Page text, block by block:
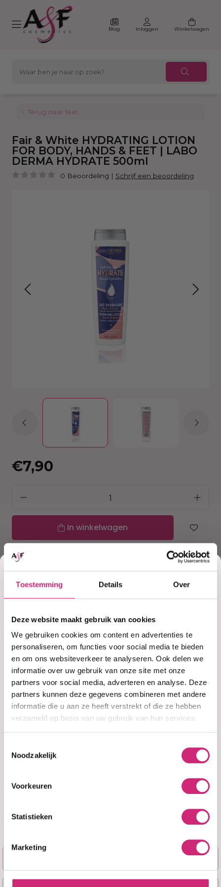
Toestemming Details Over
Deze website maakt gebruik van cookies
We gebruiken cookies om content en advertenties te
personaliseren, om functies voor social media te bieden
en om ons websiteverkeer te analyseren. Ook delen we
informatie over uw gebruik van onze site met onze
partners voor social media, adverteren en analyse. Deze
partners kunnen deze gegevens combineren met andere
informatie die u aan ze heeft verstrekt of die ze hebben
verzameld op basis van uw gebruik van hun services.
Noodzakelijk
Voorkeuren
Statistieken
Marketing
Blog Inloggen Winkelwagen
Terug naar feet
Fair & White HYDRATING LOTION
FOR BODY, HANDS & FEET | LABO
DERMA HYDRATE 500ml
0 Beoordeling | Schrijf een beoordeling
€7,90
In winkelwagen
Op voorraad
Voor 15:00 besteld =morgen in huis
30 dagenbedenktijd
Uitgebreide
Gratis verzendingvanaf €40 (NL&BE)
Productinformatie
Droge en zeer droge huid
De formule, verrijkt met verzachtende middelen
en glycerine, biedt een romige, subtiel geurende
textuur en is ontworpen om hydrateer het hele
lichaam. Hydraterende verzorging voor het hele
gezin, vooral aanbevolen voor bescherming
soepele, gladde en mooie huid.
Er zijn nog geen reviews geschreven over dit
Korting
op je
eerste
bestelling
Naam
E-mail